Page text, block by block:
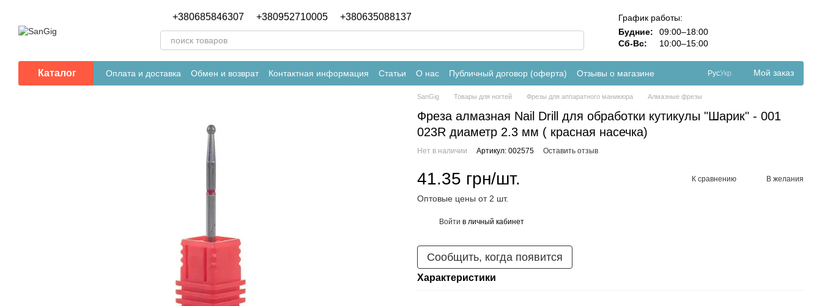
+380685846307 +380952710005 +380635088137
График работы:
Будние:
09:00–18:00
Сб-Вс:
10:00–15:00
Каталог Оплата и доставка Обмен и возврат Контактная информация Статьи О нас Публичный договор (оферта) Отзывы о магазине РусУкр Мой заказ
SanGig Товары для ногтей Фрезы для аппаратного маникюра Алмазные фрезы
Фреза алмазная Nail Drill для обработки кутикулы "Шарик" - 001
023R диаметр 2.3 мм ( красная насечка)
Нет в наличии Артикул: 002575 Оставить отзыв
41.35 грн/шт. К сравнению В желания
Оптовые цены от 2 шт.
Войти в личный кабинет
Сообщить, когда появится
Характеристики